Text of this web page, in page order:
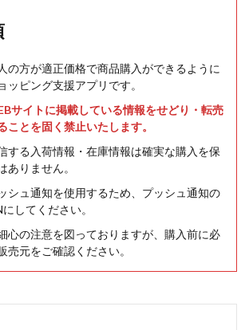
の方が適正価格で商品購入ができるように
ッピング支援アプリです。
サイトに掲載している情報をせどり・転売
ことを固く禁止いたします。
する入荷情報・在庫情報は確実な購入を保
ありません。
シュ通知を使用するため、プッシュ通知の
してください。
心の注意を図っておりますが、購入前に必
売元をご確認ください。